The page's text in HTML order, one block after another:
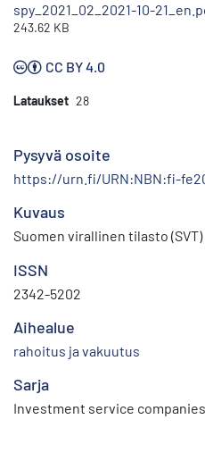
spy_2021_02_2021-10-
243.62 KB
CC BY 4.0
Lataukset 28
Pysyvä osoite
https://urn.fi/URN:NBN:fi-
Kuvaus
Suomen virallinen tilasto (SVT)
ISSN
2342-5202
Aihealue
rahoitus ja vakuutus
Sarja
Investment service companies